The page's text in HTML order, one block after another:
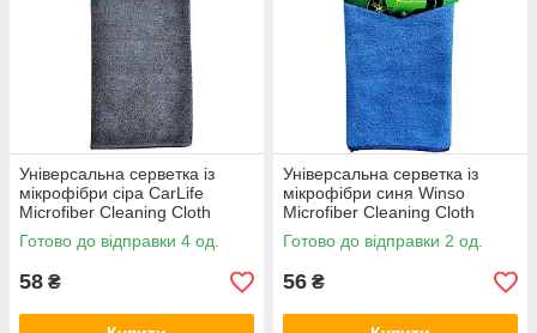
Універсальна серветка із
мікрофібри сіра CarLife
Microfiber Cleaning Cloth
40×30см
Готово до відправки 4 од.
58 ₴
Універсальна серветка із
мікрофібри синя Winso
Microfiber Cleaning Cloth
40×30см
Готово до відправки 2 од.
56 ₴